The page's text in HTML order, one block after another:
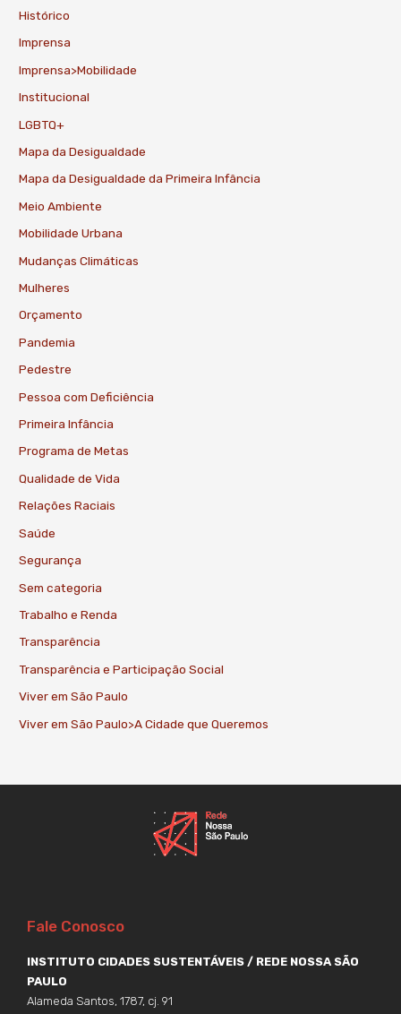
Histórico
Imprensa
Imprensa>Mobilidade
Institucional
LGBTQ+
Mapa da Desigualdade
Mapa da Desigualdade da Primeira Infância
Meio Ambiente
Mobilidade Urbana
Mudanças Climáticas
Mulheres
Orçamento
Pandemia
Pedestre
Pessoa com Deficiência
Primeira Infância
Programa de Metas
Qualidade de Vida
Relações Raciais
Saúde
Segurança
Sem categoria
Trabalho e Renda
Transparência
Transparência e Participação Social
Viver em São Paulo
Viver em São Paulo>A Cidade que Queremos
Fale Conosco
INSTITUTO CIDADES SUSTENTÁVEIS / REDE NOSSA SÃO
PAULO
Alameda Santos, 1787, cj. 91